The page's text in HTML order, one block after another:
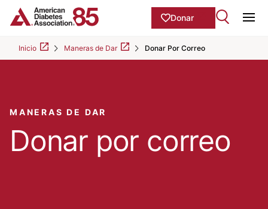
Skip to Main content
Donar
Inicio Maneras de Dar Donar Por Correo
main
content
MANERAS DE DAR
Donar por correo